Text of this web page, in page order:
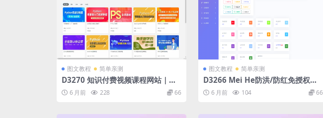
图文教程 简单亲测
D3270 知识付费视频课程网站｜全
网精品课程资源下载平台｜知识付费
课程网站搭建
6 月前 228 66
图文教程 简单亲测
D3266 Mei He防洪/防红免授权系
统源码
6 月前 104 66